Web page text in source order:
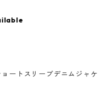
ートスリーブデニムジャケ